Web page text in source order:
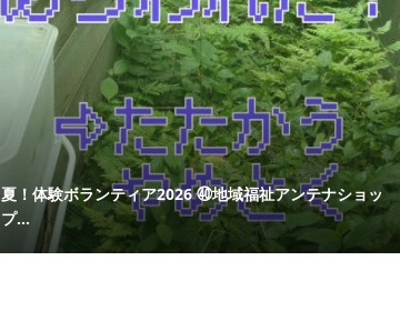
夏！体験ボランティア2026 ㊵地域福祉アンテナショッ
プ...